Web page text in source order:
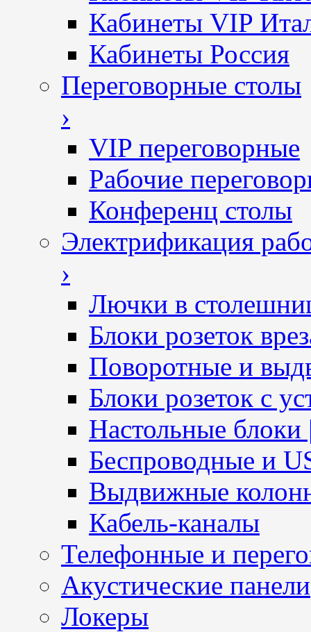
Кабинеты VIP
Кабинеты Россия
Переговорные столы
›
VIP переговорные
Рабочие
Конференц столы
Электрификация
›
Лючки в
Блоки розеток
Поворотные и
Блоки розеток с
Настольные блоки
Беспроводные и
Выдвижные
Кабель-каналы
Телефонные и
Акустические панели
Локеры